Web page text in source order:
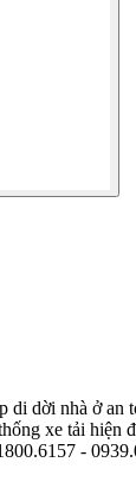
dời nhà ở an
xe tải
-